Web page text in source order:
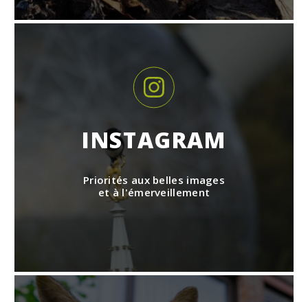
INSTAGRAM
Priorités aux belles images
et à l'émerveillement